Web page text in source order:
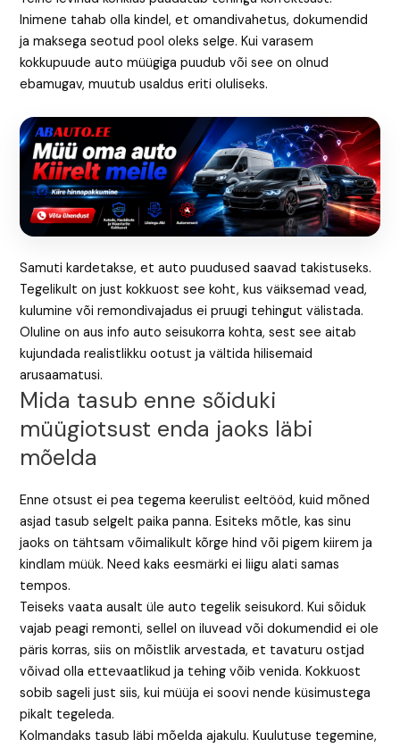
Inimene tahab olla kindel, et omandivahetus, dokumendid
ja maksega seotud pool oleks selge. Kui varasem
kokkupuude auto müügiga puudub või see on olnud
ebamugav, muutub usaldus eriti oluliseks.
Samuti kardetakse, et auto puudused saavad takistuseks.
Tegelikult on just kokkuost see koht, kus väiksemad vead,
kulumine või remondivajadus ei pruugi tehingut välistada.
Oluline on aus info auto seisukorra kohta, sest see aitab
kujundada realistlikku ootust ja vältida hilisemaid
arusaamatusi.
Mida tasub enne sõiduki
müügiotsust enda jaoks läbi
mõelda
Enne otsust ei pea tegema keerulist eeltööd, kuid mõned
asjad tasub selgelt paika panna. Esiteks mõtle, kas sinu
jaoks on tähtsam võimalikult kõrge hind või pigem kiirem ja
kindlam müük. Need kaks eesmärki ei liigu alati samas
tempos.
Teiseks vaata ausalt üle auto tegelik seisukord. Kui sõiduk
vajab peagi remonti, sellel on iluvead või dokumendid ei ole
päris korras, siis on mõistlik arvestada, et tavaturu ostjad
võivad olla ettevaatlikud ja tehing võib venida. Kokkuost
sobib sageli just siis, kui müüja ei soovi nende küsimustega
pikalt tegeleda.
Kolmandaks tasub läbi mõelda ajakulu. Kuulutuse tegemine,